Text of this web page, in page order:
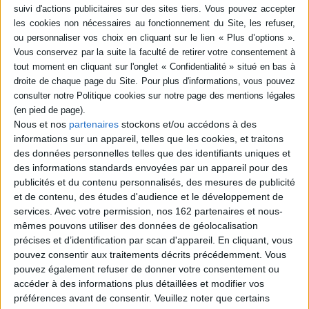
Nous et nos partenaires stockons et/ou accédons à des
informations sur un appareil, telles que les cookies, et traitons
des données personnelles telles que des identifiants uniques et
des informations standards envoyées par un appareil pour des
publicités et du contenu personnalisés, des mesures de publicité
et de contenu, des études d'audience et le développement de
services. Avec votre permission, nos 162 partenaires et nous-
mêmes pouvons utiliser des données de géolocalisation
précises et d’identification par scan d'appareil. En cliquant, vous
pouvez consentir aux traitements décrits précédemment. Vous
pouvez également refuser de donner votre consentement ou
accéder à des informations plus détaillées et modifier vos
préférences avant de consentir. Veuillez noter que certains
des règles (menstruations) - Menopause - Psoriasis - Rectocolite
hémorragique - Syndrome métabolique.
Cet ouvrage, très pratique et accessible à tous, est un recueil
extraordinaire d'ordonnances types pour chaque maladie, étant bien
entendu que chacune de ces ordonnances devra être adaptée à chaque
maladie et modifi ée selon chaque cas, en vertu du vieil adage : « Il n'y a pas
de maladies mais des malades ».
On y trouvera pour chaque affection (classée alphabétiquement) plusieurs
ordonnances homéopathiques complètes, avec tous les dosages, ainsi
que des prescriptions inspirées des diverses médecines naturelles :
phytothérapie, gemmothérapie, organothérapie, oligothérapie, et même
un usage guidé pour un traitement aux huiles essentielles.
Chacun pourra alors choisir la pratique qui lui convient le mieux.
L'originalité de ce livre est de traiter des pathologies qui ne sont traitées
nulle part. Beaucoup d'entre elles sont contemporaines et souvent peu
accessibles à la médecine officielle.
Vous y trouverez aussi les examens complémentaires à réaliser pour
préciser le diagnostic. Ainsi, ce livre s'adresse à tous les lecteurs
conscients et responsables, désireux de prendre en main leur santé,
sachant qu'il s'agit du seul Capital essentiel à préserver.
Il est destiné à tous ceux qui sont prêts à se remettre en question pour
modifier certaines habitudes de vie et se prendre activement en charge. Ils
y trouveront des explications et des conseils donnés par le Docteur Jean-